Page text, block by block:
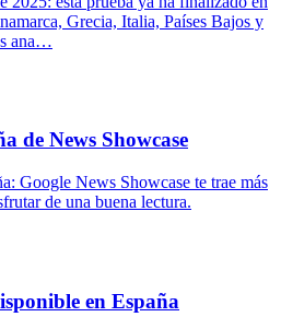
Grecia, Italia, Países Bajos y
ana…
de News Showcase
Google News Showcase te trae más
de una buena lectura.
en España